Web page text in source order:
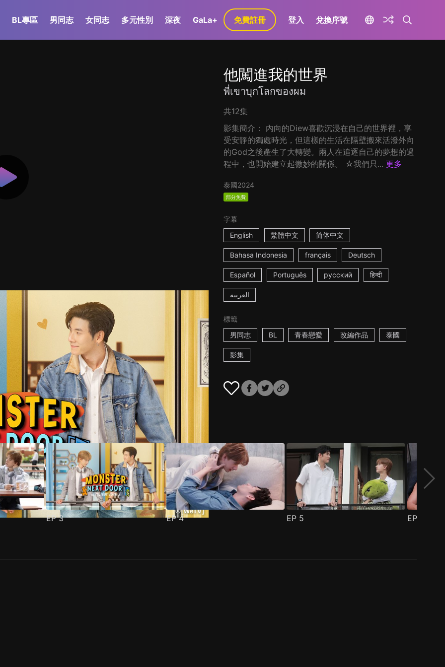
BL專區 男同志 女同志 多元性別 深夜 GaLa+ 免費註冊 登入 兌換序號
他闖進我的世界
พี่เขาบุกโลกของผม
共12集
影集簡介： 內向的Diew喜歡沉浸在自己的世界裡，享
受安靜的獨處時光，但這樣的生活在隔壁搬來活潑外向
的God之後產生了大轉變。兩人在追逐自己的夢想的過
程中，也開始建立起微妙的關係。 ☆我們只... 更多
泰國2024
部分免費
字幕
English
繁體中文 简体中文
Bahasa Indonesia français Deutsch
Español Português русский हिन्दी
العربية
標籤
男同志
BL 青春戀愛 改編作品 泰國
影集
EP3 EP4 EP 5 EP